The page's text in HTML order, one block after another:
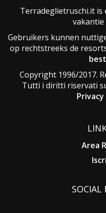
Terradeglietruschi.it is
vakantie
Gebruikers kunnen
op rechtstreeks de
Copyright 1996/2017.
Tutti i diritti riservati
Privacy
Area
SOCIAL